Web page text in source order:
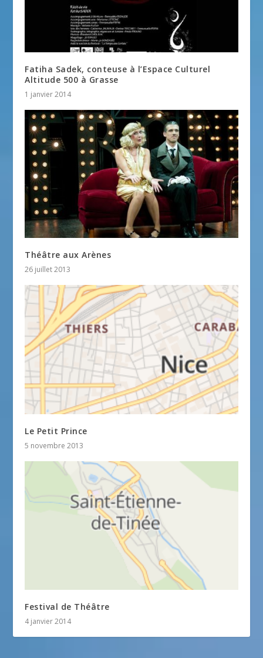
Fatiha Sadek, conteuse à l’Espace Culturel
Altitude 500 à Grasse
1 janvier 2014
Théâtre aux Arènes
26 juillet 2013
Le Petit Prince
5 novembre 2013
Festival de Théâtre
4 janvier 2014